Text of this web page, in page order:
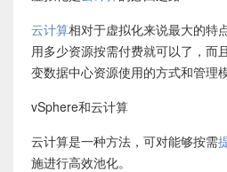
云计算相对于虚拟化来说最大的特
用多少资源按需付费就可以了，而
变数据中心资源使用的方式和管理模
vSphere和云计算
云计算是一种方法，可对能够按需
施进行高效池化。